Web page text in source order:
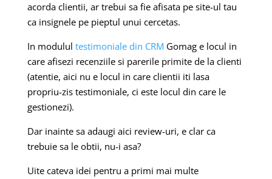
acorda clientii, ar trebui sa fie afisata pe site-ul tau
ca insignele pe pieptul unui cercetas.
In modulul testimoniale din CRM Gomag e locul in
care afisezi recenziile si parerile primite de la clienti
(atentie, aici nu e locul in care clientii iti lasa
propriu-zis testimoniale, ci este locul din care le
gestionezi).
Dar inainte sa adaugi aici review-uri, e clar ca
trebuie sa le obtii, nu-i asa?
Uite cateva idei pentru a primi mai multe